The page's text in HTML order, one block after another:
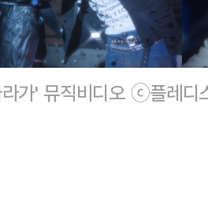
가' 뮤직비디오 ⓒ플레디